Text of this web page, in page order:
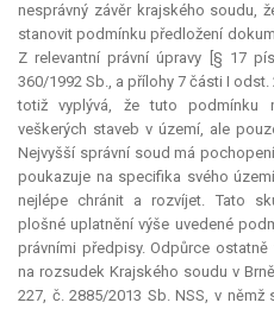
nesprávný závěr krajského soudu,
stanovit podmínku předložení
Zrelevantní právní úpravy [§ 17
360/1992 Sb., a přílohy 7 části I
totiž vyplývá, že tuto podmínku
veškerých staveb v území, ale
Nejvyšší správní soud má
poukazuje na specifika svého
nejlépe chránit a rozvíjet. Tato
plošné uplatnění výše uvedené
právními předpisy. Odpůrce
na rozsudek Krajského soudu v
227, č. 2885/2013 Sb. NSS, v